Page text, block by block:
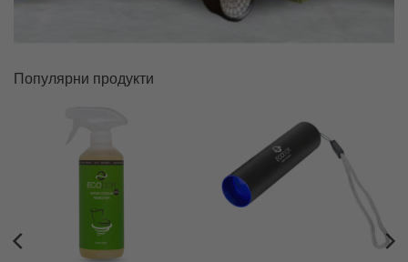
Популярни продукти